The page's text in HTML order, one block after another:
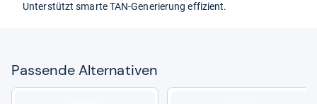
Unter­stützt smarte TAN-​Gene­rie­rung effi­zi­ent.
Pas­sende Alter­na­ti­ven